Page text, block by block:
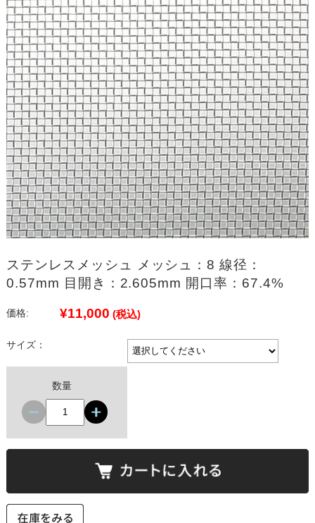
ステンレスメッシュ メッシュ：8 線径：
0.57mm 目開き：2.605mm 開口率：67.4%
価格: ¥11,000 (税込)
サイズ：
数量